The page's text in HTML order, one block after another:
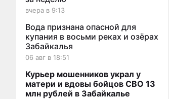
вчера в 9:13
Вода признана опасной для
купания в восьми реках и озёрах
Забайкалья
06 авг в 18:51
Курьер мошенников украл у
матери и вдовы бойцов СВО 13
млн рублей в Забайкалье